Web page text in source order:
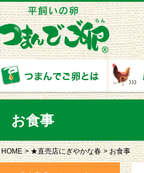
お食事
HOME ★直売店にぎやかな春 お食事